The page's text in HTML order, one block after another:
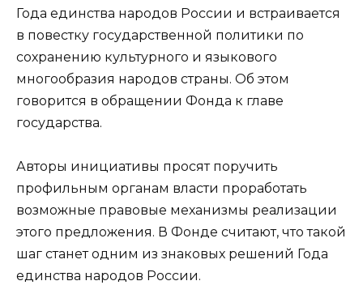
Года единства народов России и встраивается
в повестку государственной политики по
сохранению культурного и языкового
многообразия народов страны. Об этом
говорится в обращении Фонда к главе
государства.
Авторы инициативы просят поручить
профильным органам власти проработать
возможные правовые механизмы реализации
этого предложения. В Фонде считают, что такой
шаг станет одним из знаковых решений Года
единства народов России.